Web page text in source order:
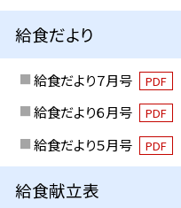
給食だより
給食だより７月号 PDF
給食だより６月号
PDF
給食だより５月号
PDF
給食献立表